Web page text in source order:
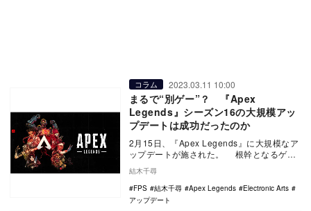
コラム 2023.03.11 10:00
まるで“別ゲー”？ 『Apex
Legends』シーズン16の大規模アッ
プデートは成功だったのか
2月15日、『Apex Legends』に大規模なア
ップデートが施された。 根幹となるゲー
ム性は変わらないながら、これまで常…
結木千尋
FPS
結木千尋 Apex Legends
Electronic Arts
アップデート